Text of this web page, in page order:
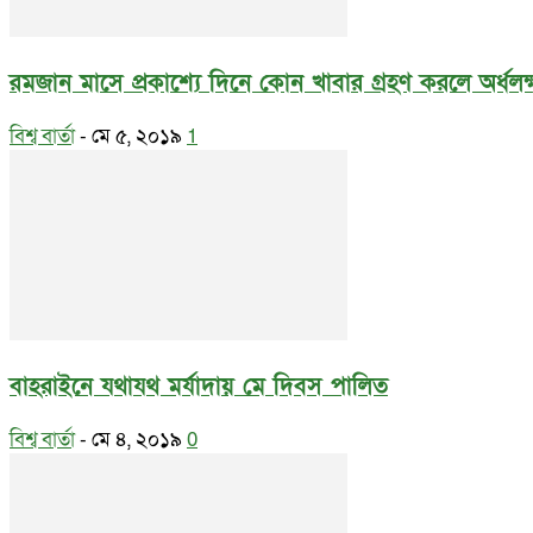
রমজান মাসে প্রকাশ্যে দিনে কোন খাবার গ্রহণ করলে
বিশ্ব বার্তা- মে ৫, ২০১৯ 1
বাহরাইনে যথাযথ মর্যাদায় মে দিবস পালিত
বিশ্ব বার্তা- মে ৪, ২০১৯ 0